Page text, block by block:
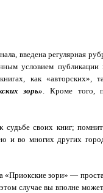
введена регулярная
условием
как
зорь». Кроме того,
судьбе своих книг;
и во многих других
зори» —
случае вы вполне